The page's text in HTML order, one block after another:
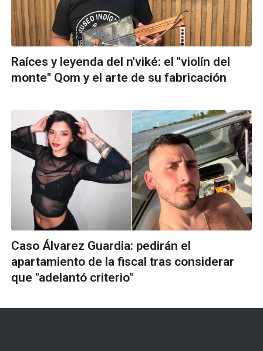
Raíces y leyenda del n'viké: el "violín del
monte" Qom y el arte de su fabricación
Caso Álvarez Guardia: pedirán el
apartamiento de la fiscal tras considerar
que "adelantó criterio"